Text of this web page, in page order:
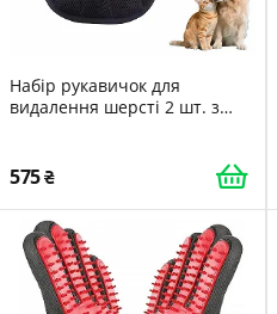
Набір рукавичок для
видалення шерсті 2 шт. з
575